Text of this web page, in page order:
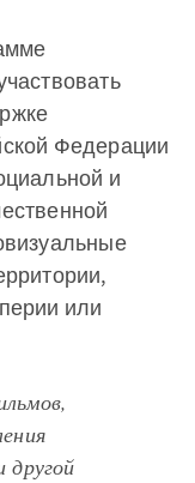
Федерации
и
или
другой